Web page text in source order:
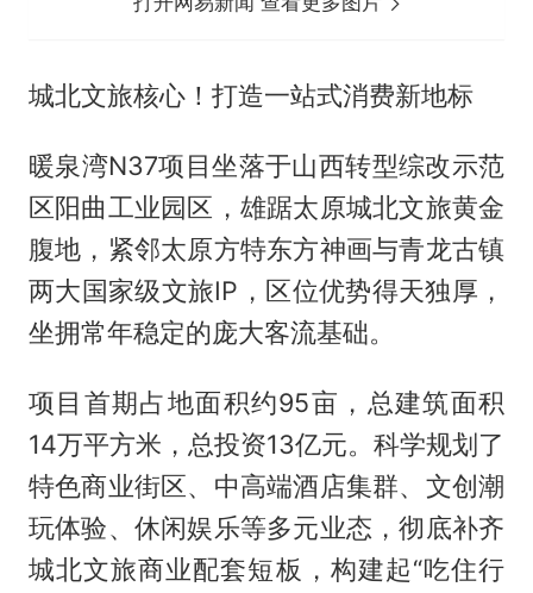
城北文旅核心！打造一站式消费新地标
暖泉湾N37项目坐落于山西转型综改示范
区阳曲工业园区，雄踞太原城北文旅黄金
腹地，紧邻太原方特东方神画与青龙古镇
两大国家级文旅IP，区位优势得天独厚，
坐拥常年稳定的庞大客流基础。
项目首期占地面积约95亩，总建筑面积
14万平方米，总投资13亿元。科学规划了
特色商业街区、中高端酒店集群、文创潮
玩体验、休闲娱乐等多元业态，彻底补齐
城北文旅商业配套短板，构建起“吃住行